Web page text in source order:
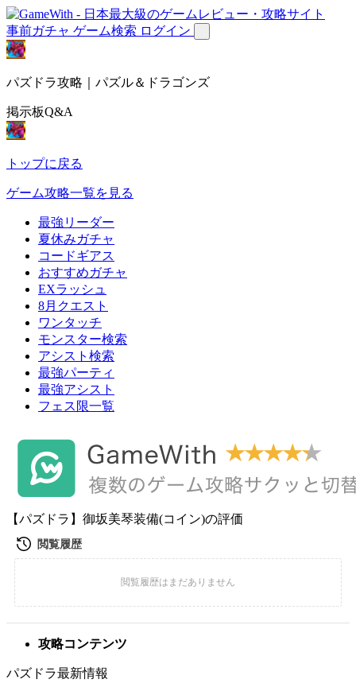
事前ガチャ ゲーム検索 ログイン
パズドラ攻略｜パズル＆ドラゴンズ
掲示板Q&A
トップに戻る
ゲーム攻略一覧を見る
最強リーダー
夏休みガチャ
コードギアス
おすすめガチャ
EXラッシュ
8月クエスト
ワンタッチ
モンスター検索
アシスト検索
最強パーティ
最強アシスト
フェス限一覧
【パズドラ】御坂美琴装備(コイン)の評価
攻略コンテンツ
パズドラ最新情報